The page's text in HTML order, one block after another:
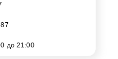
до 21:00